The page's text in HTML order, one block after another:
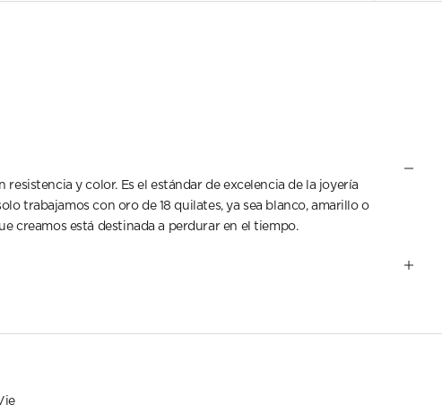
y color. Es el estándar de excelencia de la joyería
trabajamos con oro de 18 quilates, ya sea blanco, amarillo o
creamos está destinada a perdurar en el tiempo.